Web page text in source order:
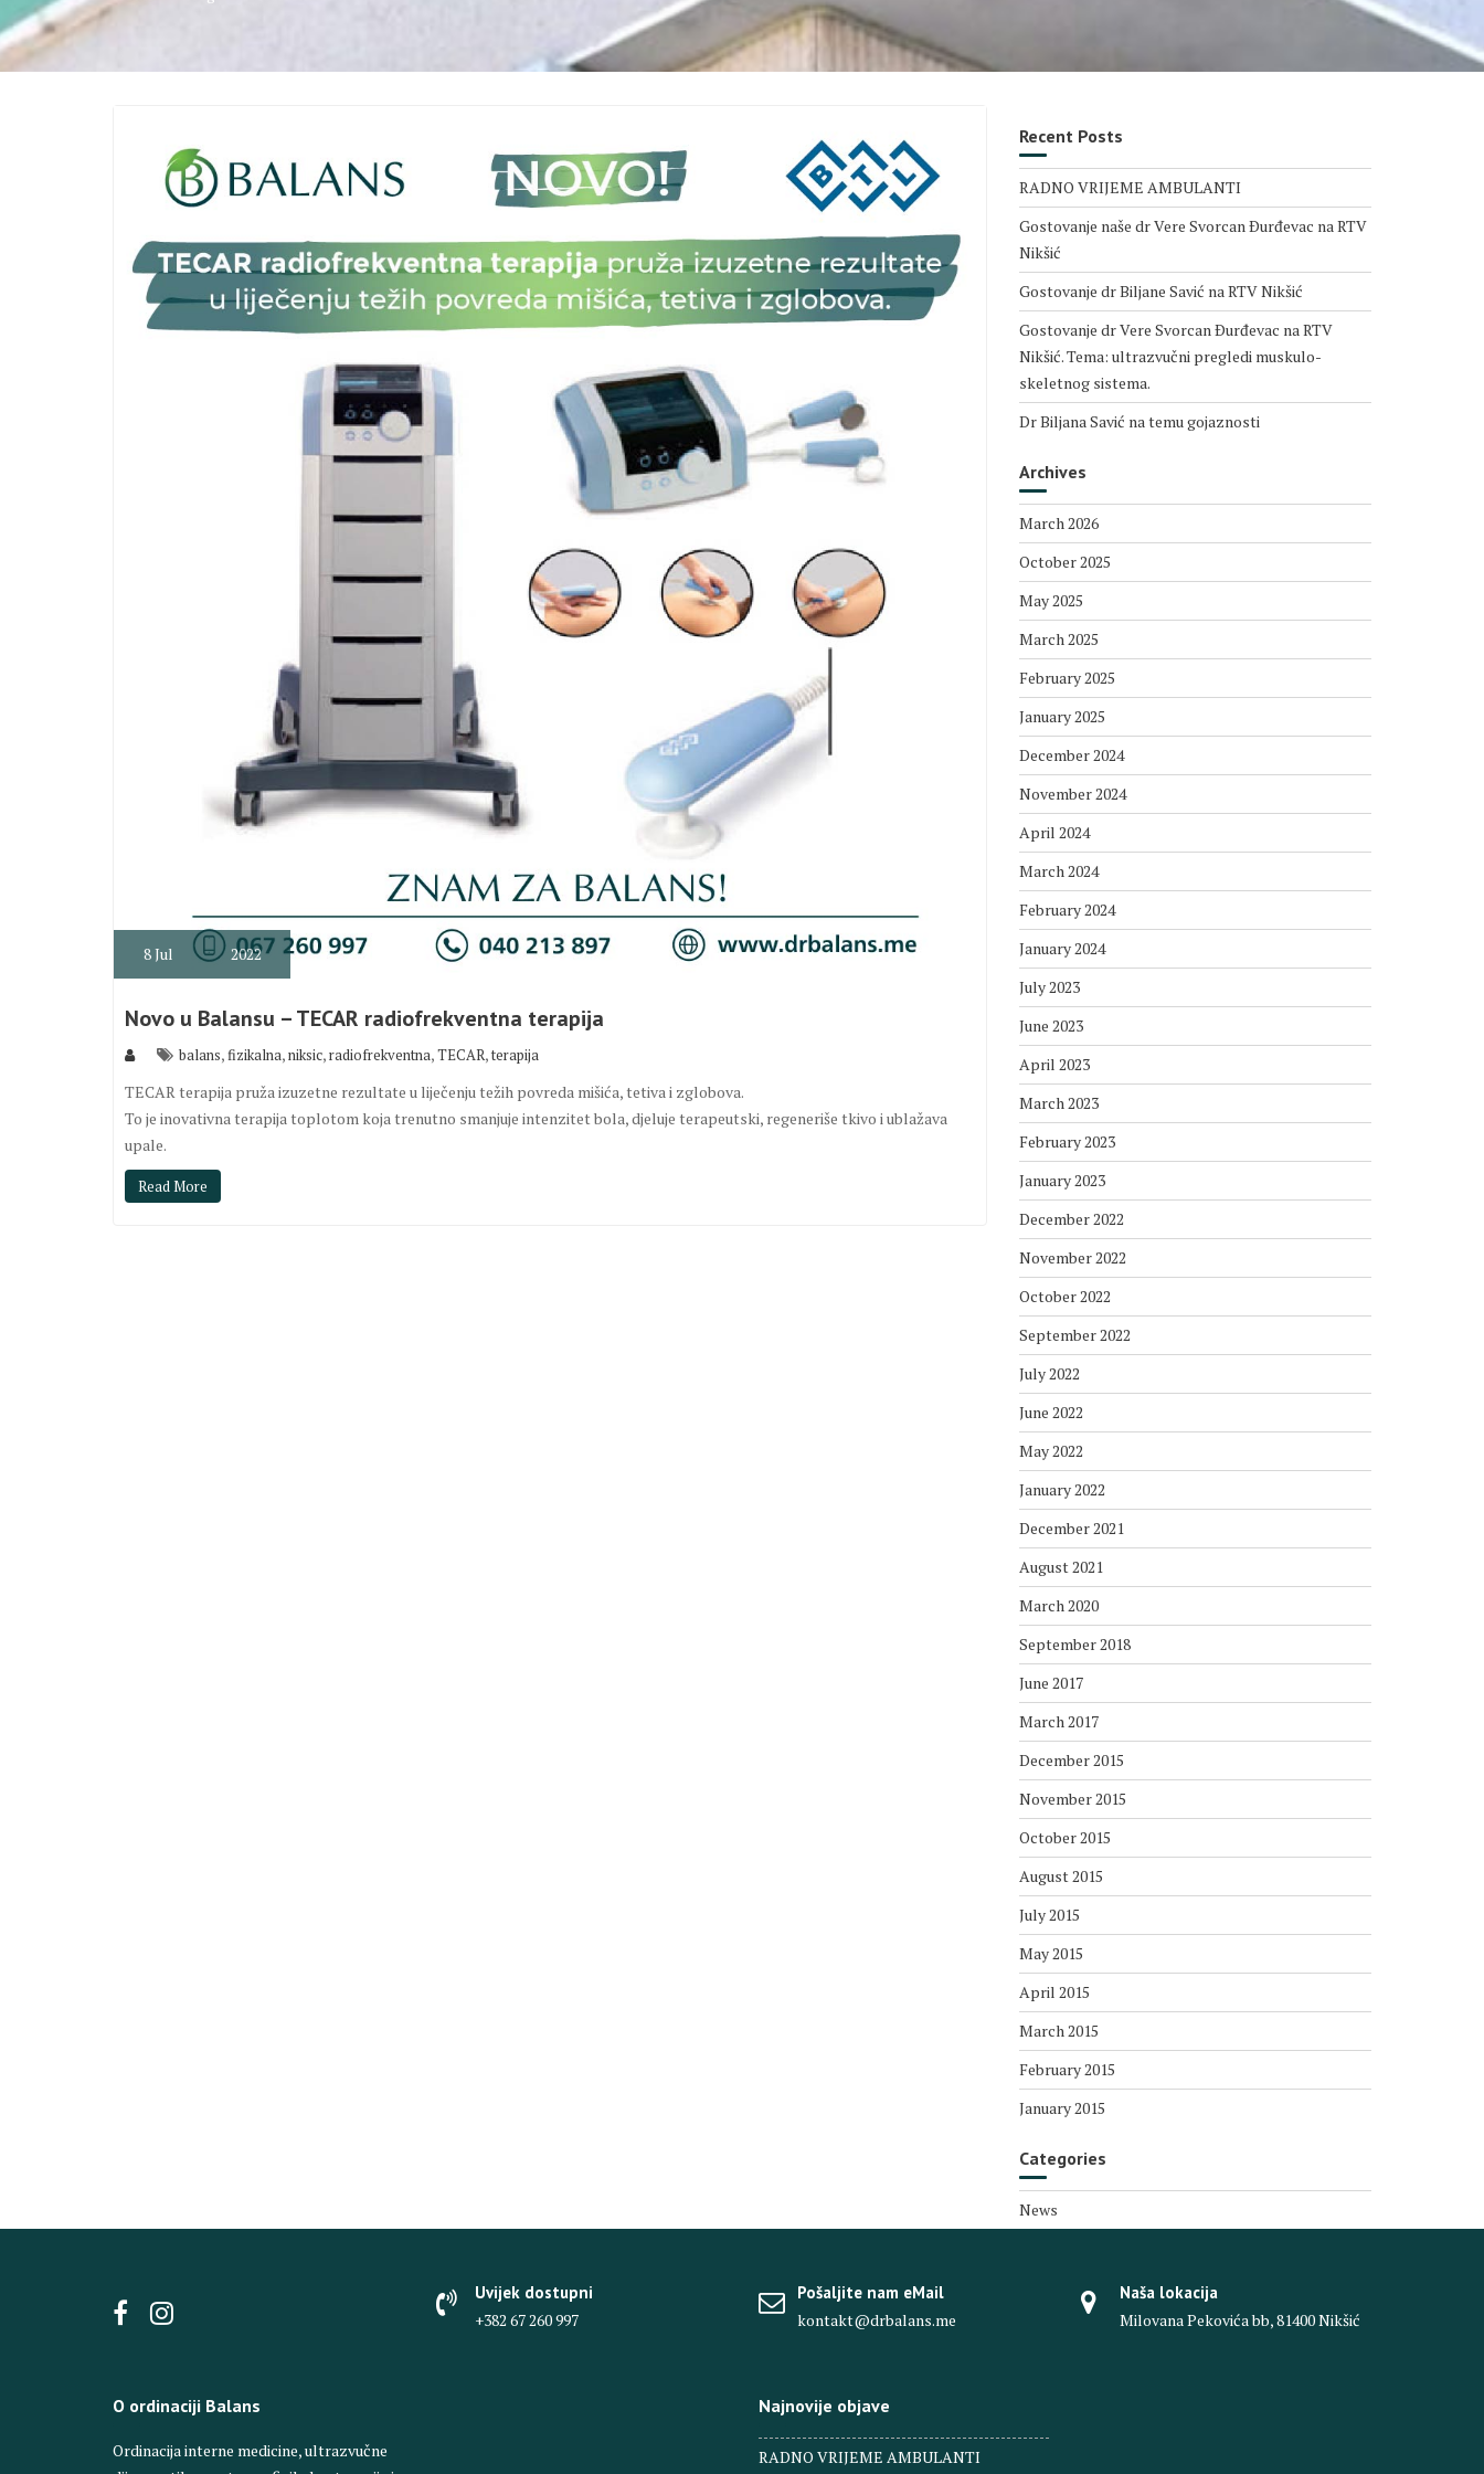
8Jul 2022
Novo u Balansu – TECAR radiofrekventna terapija
balans,fizikalna,niksic,radiofrekventna,TECAR,terapija
TECAR terapija pruža izuzetne rezultate u liječenju težih povreda mišića, tetiva i zglobova.
To je inovativna terapija toplotom koja trenutno smanjuje intenzitet bola, djeluje terapeutski, regeneriše tkivo i ublažava
upale.
Read More
Recent Posts
RADNO VRIJEME AMBULANTI
Gostovanje naše dr Vere Svorcan Ðurđevac na RTV
Nikšić
Gostovanje dr Biljane Savić na RTV Nikšić
Gostovanje dr Vere Svorcan Ðurđevac na RTV
Nikšić. Tema: ultrazvučni pregledi muskulo-
skeletnog sistema.
Dr Biljana Savić na temu gojaznosti
Archives
March 2026
October 2025
May 2025
March 2025
February 2025
January 2025
December 2024
November 2024
April 2024
March 2024
February 2024
January 2024
July 2023
June 2023
April 2023
March 2023
February 2023
January 2023
December 2022
November 2022
October 2022
September 2022
July 2022
June 2022
May 2022
January 2022
December 2021
August 2021
March 2020
September 2018
June 2017
March 2017
December 2015
November 2015
October 2015
August 2015
July 2015
May 2015
April 2015
March 2015
February 2015
January 2015
Categories
News
Uvijek dostupni
+382 67 260 997
Pošaljite nam eMail
kontakt@drbalans.me
Naša lokacija
Milovana Pekovića bb, 81400 Nikšić
O ordinaciji Balans
Ordinacija interne medicine, ultrazvučne
Najnovije objave
RADNO VRIJEME AMBULANTI